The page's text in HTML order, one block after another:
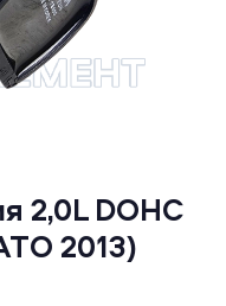
2,0L DOHC
2013)